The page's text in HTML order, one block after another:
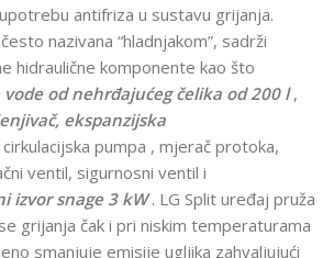
antifriza u sustavu grijanja.
nazivana “hladnjakom”, sadrži
hidraulične komponente kao što
od nehrđajućeg čelika od 200 l,
ekspanzijska
cirkulacijska pumpa , mjerač protoka,
ventil, sigurnosni ventil i
izvor snage 3 kW. LG Split uređaj pruža
grijanja čak i pri niskim temperaturama
smanjuje emisije ugljika zahvaljujući